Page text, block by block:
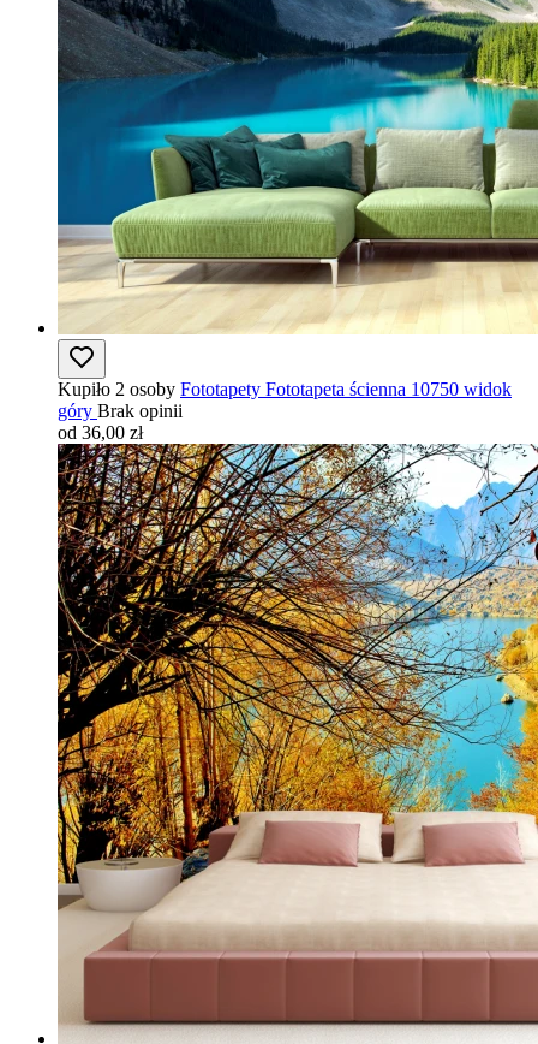
Kupiło 2 osoby Fototapety Fototapeta ścienna 10750 widok
góry Brak opinii
od 36,00 zł